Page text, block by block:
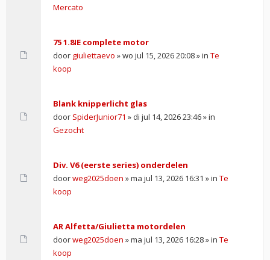
Mercato
75 1.8IE complete motor
door giuliettaevo » wo jul 15, 2026 20:08 » in Te
koop
Blank knipperlicht glas
door SpiderJunior71 » di jul 14, 2026 23:46 » in
Gezocht
Div. V6 (eerste series) onderdelen
doorweg2025doen » ma jul 13, 2026 16:31 » in Te
koop
AR Alfetta/Giulietta motordelen
doorweg2025doen » ma jul 13, 2026 16:28 » in Te
koop